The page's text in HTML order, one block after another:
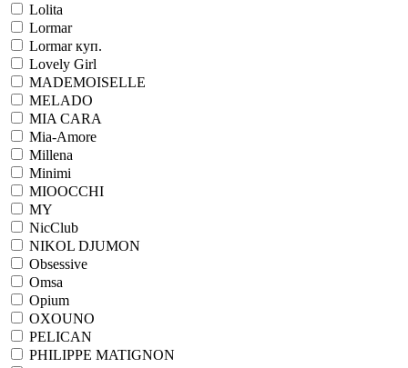
Lolita
Lormar
Lormar куп.
Lovely Girl
MADEMOISELLE
MELADO
MIA CARA
Mia-Amore
Millena
Minimi
MIOOCCHI
MY
NicClub
NIKOL DJUMON
Obsessive
Omsa
Opium
OXOUNO
PELICAN
PHILIPPE MATIGNON